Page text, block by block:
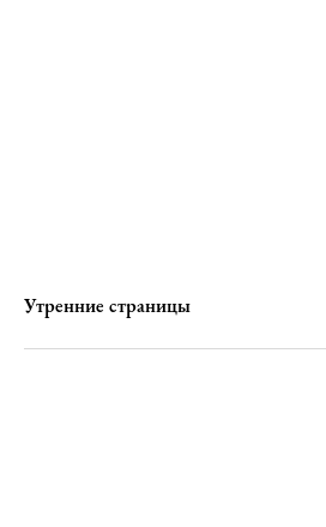
Утренние страницы